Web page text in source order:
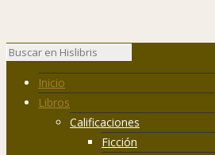
Inicio
Libros
Calificaciones
Ficción